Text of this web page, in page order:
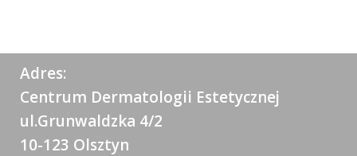
Adres:
Centrum Dermatologii Estetycznej
ul.Grunwaldzka 4/2
10-123 Olsztyn